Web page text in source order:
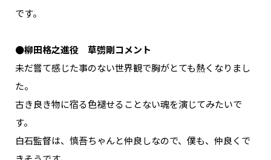
です。
●柳田格之進役 草彅剛コメント
未だ嘗て感じた事のない世界観で胸がとても熱くなりまし
た。
古き良き物に宿る色褪せることない魂を演じてみたいで
す。
白石監督は、慎吾ちゃんと仲良しなので、僕も、仲良くで